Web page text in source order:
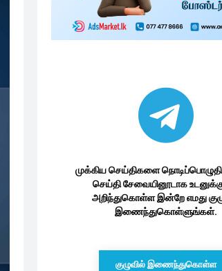
முக்கிய செய்திகளை
செய்தி சேவையினூடாக
அறிந்துகொள்ள இன்றே எமது
இணைந்துகொள்ளுங்கள்.
குழுவில் இணைந்துகொள்ள